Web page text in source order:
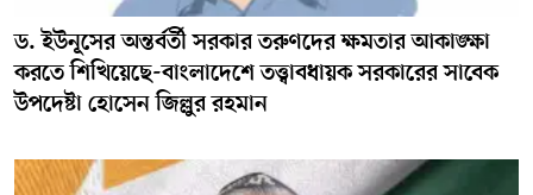
ড. ইউনূসের অন্তর্বর্তী সরকার তরুণদের ক্ষমতার আকাঙ্ক্ষা
করতে শিখিয়েছে-বাংলাদেশে তত্ত্বাবধায়ক সরকারের সাবেক
উপদেষ্টা হোসেন জিল্লুর রহমান